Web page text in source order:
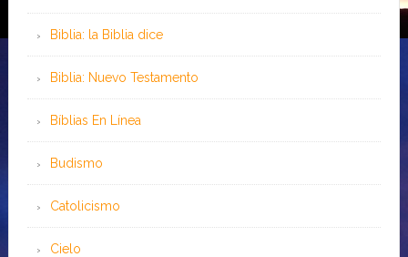
Biblia: la Biblia dice
Biblia: Nuevo Testamento
Bíblias En Línea
Budismo
Catolicismo
Cielo